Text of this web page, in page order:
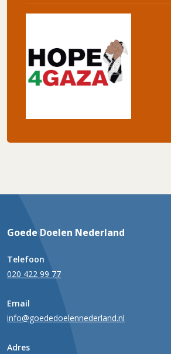
Goede Doelen Nederland
Telefoon
020 422 99 77
Email
info@goededoelennederland.nl
Adres